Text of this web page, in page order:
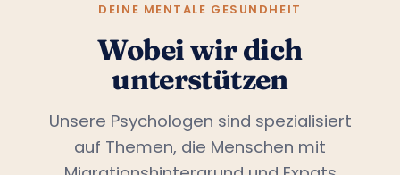
DEINE MENTALE GESUNDHEIT
Wobei wir dich
unterstützen
Unsere Psychologen sind spezialisiert
auf Themen, die Menschen mit